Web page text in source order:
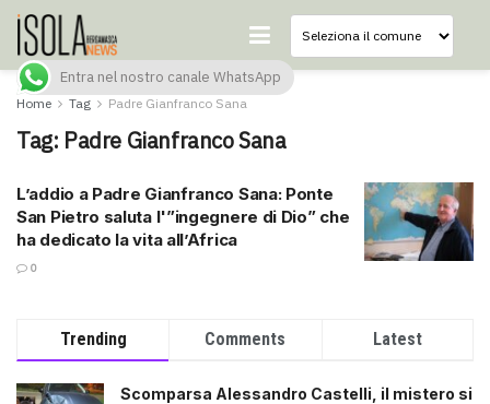
Home Tag Padre Gianfranco Sana
Tag: Padre Gianfranco Sana
L’addio a Padre Gianfranco Sana: Ponte
San Pietro saluta l'”ingegnere di Dio” che
ha dedicato la vita all’Africa
0
Trending Comments Latest
Scomparsa Alessandro Castelli, il mistero si
Entra nel nostro canale WhatsApp